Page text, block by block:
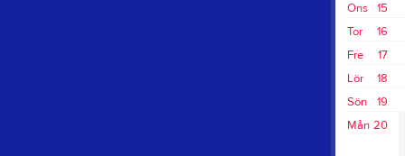
15
Ons
16
Tor
17
Fre
18
Lör
19
Sön
20
Mån